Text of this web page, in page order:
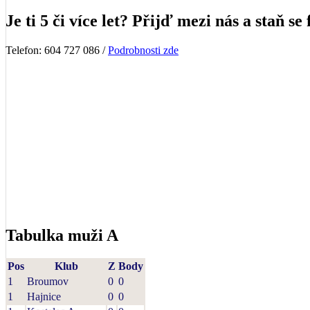
Je ti 5 či více let? Přijď mezi nás a staň se
Telefon: 604 727 086 /Podrobnosti zde
Tabulka muži A
Pos Klub Z Body
1
Broumov 0 0
1
Hajnice 0 0